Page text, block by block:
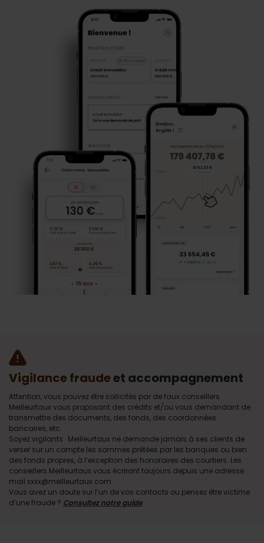
Vigilance fraudeet accompagnement
Attention, vous pouvez être sollicités par de faux conseillers
Meilleurtaux vous proposant des crédits et/ou vous demandant de
transmettre des documents, des fonds, des coordonnées
bancaires, etc.
Soyez vigilants · Meilleurtaux ne demande jamais à ses clients de
verser sur un compte les sommes prêtées par les banques ou bien
des fonds propres, à l’exception des honoraires des courtiers. Les
conseillers Meilleurtaux vous écriront toujours depuis une adresse
mail xxxx@meilleurtaux.com
Vous avez un doute sur l’un de vos contacts ou pensez être victime
d’une fraude ? Consultez notre guide.